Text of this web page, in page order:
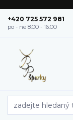
+420 725 572 981
po - ne 8:00 - 16:00